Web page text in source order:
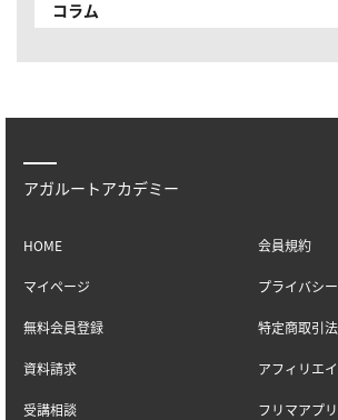
コラム
アガルートアカデミー
HOME
マイページ
無料会員登録
資料請求
受講相談
会員規約
プライバシ
特定商取引
アフィリエ
フリマアプ